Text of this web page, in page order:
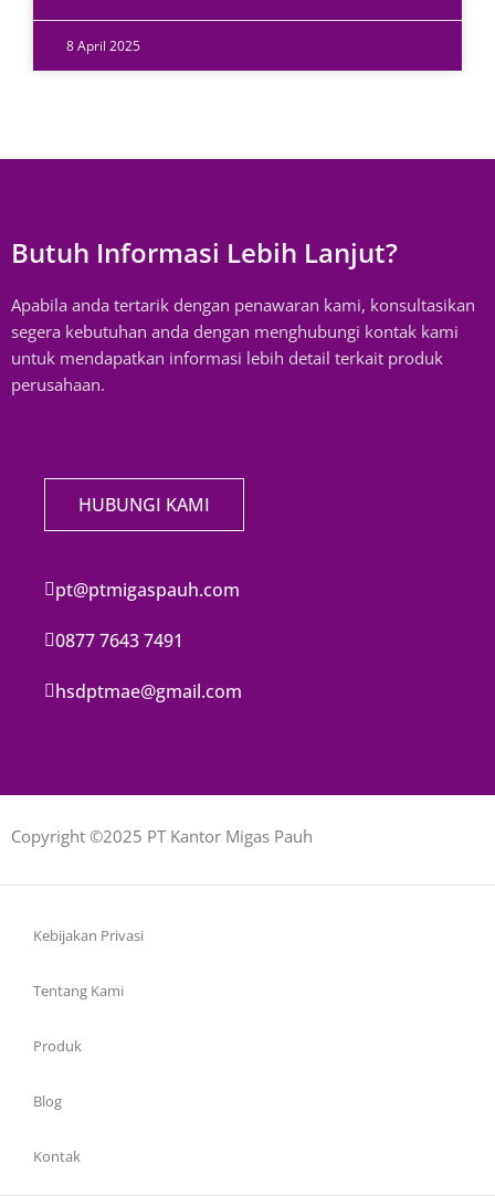
8 April 2025
Butuh Informasi Lebih Lanjut?
Apabila anda tertarik dengan penawaran kami, konsultasikan
segera kebutuhan anda dengan menghubungi kontak kami
untuk mendapatkan informasi lebih detail terkait produk
perusahaan.
HUBUNGI KAMI
pt@ptmigaspauh.com
0877 7643 7491
hsdptmae@gmail.com
Copyright ©2025 PT Kantor Migas Pauh
Kebijakan Privasi
Tentang Kami
Produk
Blog
Kontak